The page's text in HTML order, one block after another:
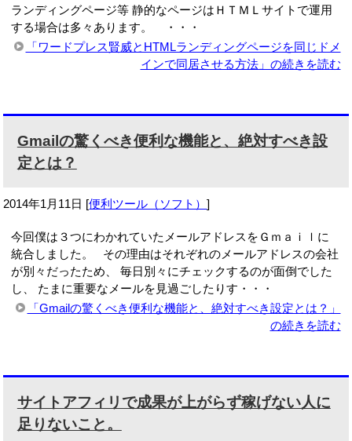
ランディングページ等 静的なページはＨＴＭＬサイトで運用
する場合は多々あります。 ・・・
「ワードプレス賢威とHTMLランディングページを同じドメ
インで同居させる方法」の続きを読む
Gmailの驚くべき便利な機能と、絶対すべき設
定とは？
2014年1月11日 [便利ツール（ソフト）]
今回僕は３つにわかれていたメールアドレスをＧｍａｉｌに
統合しました。 その理由はそれぞれのメールアドレスの会社
が別々だったため、 毎日別々にチェックするのが面倒でした
し、 たまに重要なメールを見過ごしたりす・・・
「Gmailの驚くべき便利な機能と、絶対すべき設定とは？」
の続きを読む
サイトアフィリで成果が上がらず稼げない人に
足りないこと。